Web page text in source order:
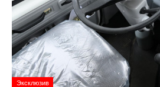
Эксклюзив